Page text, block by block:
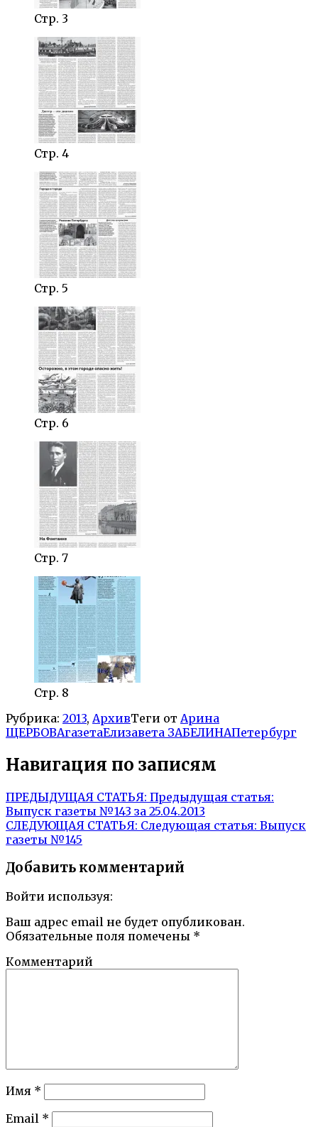
Стр. 3
Стр. 4
Стр. 5
Стр. 6
Стр. 7
Стр. 8
Рубрика: 2013, АрхивТеги от Арина
ЩЕРБОВАгазетаЕлизавета ЗАБЕЛИНАПетербург
Навигация по записям
ПРЕДЫДУЩАЯ СТАТЬЯ: Предыдущая статья:
Выпуск газеты №143 за 25.04.2013
СЛЕДУЮЩАЯ СТАТЬЯ: Следующая статья: Выпуск
газеты №145
Добавить комментарий
Войти используя:
Ваш адрес email не будет опубликован.
Обязательные поля помечены *
Комментарий
Имя *
Email *